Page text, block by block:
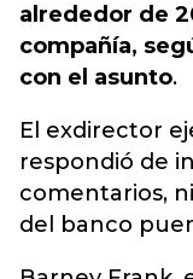
alrededor de
compañía,
con el asunto.
El exdirector
respondió de
comentarios,
del banco